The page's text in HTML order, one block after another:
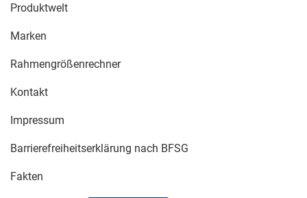
Produktwelt
Marken
Rahmengrößenrechner
Kontakt
Impressum
Barrierefreiheitserklärung nach BFSG
Fakten